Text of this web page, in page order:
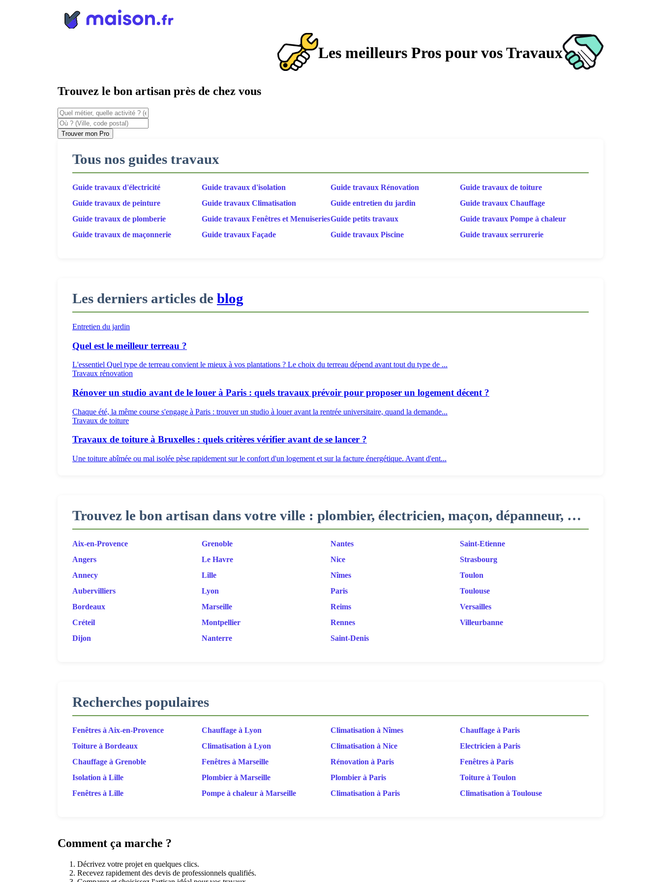
Les meilleurs Pros pour vos Travaux
Trouvez le bon artisan près de chez vous
Trouver mon Pro
Tous nos guides travaux
Guide travaux d'électricité
Guide travaux de peinture
Guide travaux de plomberie
Guide travaux de maçonnerie
Guide travaux d'isolation
Guide travaux Climatisation
Guide travaux Fenêtres et Menuiseries
Guide travaux Façade
Guide travaux Rénovation
Guide entretien du jardin
Guide petits travaux
Guide travaux Piscine
Guide travaux de toiture
Guide travaux Chauffage
Guide travaux Pompe à chaleur
Guide travaux serrurerie
Les derniers articles de blog
Entretien du jardin
Quel est le meilleur terreau ?
L'essentiel Quel type de terreau convient le mieux à vos plantations ? Le choix du terreau dépend avant tout du type de ...
Travaux rénovation
Rénover un studio avant de le louer à Paris : quels travaux prévoir pour proposer un logement décent ?
Chaque été, la même course s'engage à Paris : trouver un studio à louer avant la rentrée universitaire, quand la demande...
Travaux de toiture
Travaux de toiture à Bruxelles : quels critères vérifier avant de se lancer ?
Une toiture abîmée ou mal isolée pèse rapidement sur le confort d'un logement et sur la facture énergétique. Avant d'ent...
Trouvez le bon artisan dans votre ville : plombier, électricien, maçon, dépanneur, …
Aix-en-Provence
Angers
Annecy
Aubervilliers
Bordeaux
Créteil
Dijon
Grenoble
Le Havre
Lille
Lyon
Marseille
Montpellier
Nanterre
Nantes
Nice
Nîmes
Paris
Reims
Rennes
Saint-Denis
Saint-Etienne
Strasbourg
Toulon
Toulouse
Versailles
Villeurbanne
Recherches populaires
Fenêtres à Aix-en-Provence
Toiture à Bordeaux
Chauffage à Grenoble
Isolation à Lille
Fenêtres à Lille
Chauffage à Lyon
Climatisation à Lyon
Fenêtres à Marseille
Plombier à Marseille
Pompe à chaleur à Marseille
Climatisation à Nîmes
Climatisation à Nice
Rénovation à Paris
Plombier à Paris
Climatisation à Paris
Chauffage à Paris
Electricien à Paris
Fenêtres à Paris
Toiture à Toulon
Climatisation à Toulouse
Comment ça marche ?
Décrivez votre projet en quelques clics.
Recevez rapidement des devis de professionnels qualifiés.